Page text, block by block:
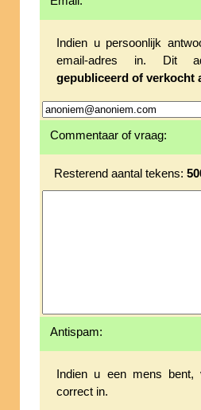
Indien u persoonlijk
email-adres in. Dit
gepubliceerd of verkocht
Commentaar of vraag:
Resterend aantal tekens:
Antispam:
Indien u een mens
correct in.